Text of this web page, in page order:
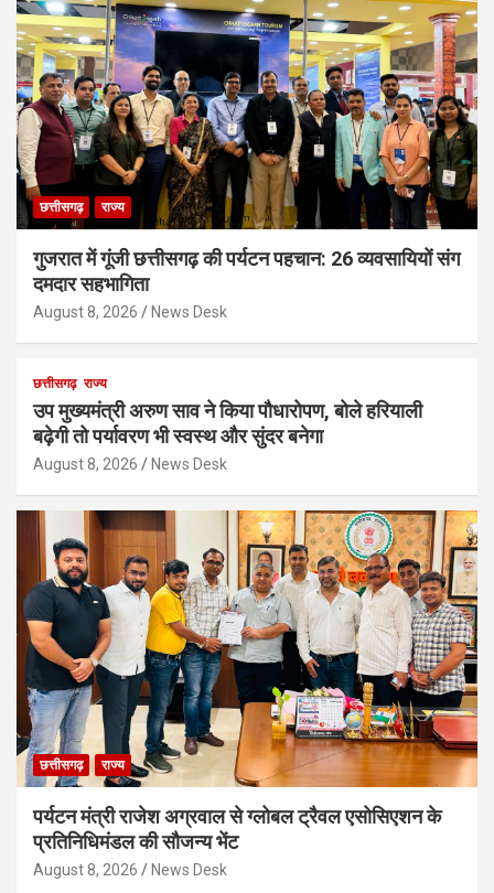
छत्तीसगढ़ राज्य
गुजरात में गूंजी छत्तीसगढ़ की पर्यटन पहचान: 26 व्यवसायियों संग
दमदार सहभागिता
August 8, 2026 News Desk
छत्तीसगढ़ राज्य
उप मुख्यमंत्री अरुण साव ने किया पौधारोपण, बोले हरियाली
बढ़ेगी तो पर्यावरण भी स्वस्थ और सुंदर बनेगा
August 8, 2026 News Desk
छत्तीसगढ़ राज्य
पर्यटन मंत्री राजेश अग्रवाल से ग्लोबल ट्रैवल एसोसिएशन के
प्रतिनिधिमंडल की सौजन्य भेंट
August 8, 2026 News Desk